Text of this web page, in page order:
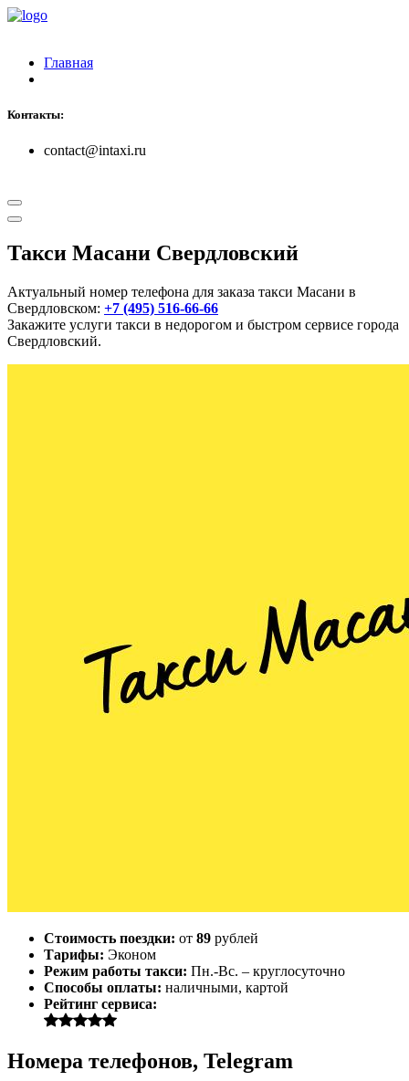
Главная
Контакты:
contact@intaxi.ru
Такси Масани Свердловский
Актуальный номер телефона для заказа такси Масани в
Свердловском: +7 (495) 516-66-66
Закажите услуги такси в недорогом и быстром сервисе города
Свердловский.
Стоимость поездки: от 89 рублей
Тарифы: Эконом
Режим работы такси: Пн.-Вс. – круглосуточно
Способы оплаты: наличными, картой
Рейтинг сервиса:
Номера телефонов, Telegram